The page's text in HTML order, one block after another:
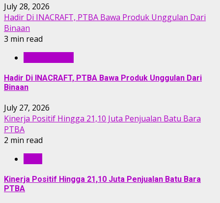
July 28, 2026
Hadir Di INACRAFT, PTBA Bawa Produk Unggulan Dari
Binaan
3 min read
Hadir Di INACRAFT, PTBA Bawa Produk Unggulan Dari
Binaan
July 27, 2026
Kinerja Positif Hingga 21,10 Juta Penjualan Batu Bara
PTBA
2 min read
Kinerja Positif Hingga 21,10 Juta Penjualan Batu Bara
PTBA